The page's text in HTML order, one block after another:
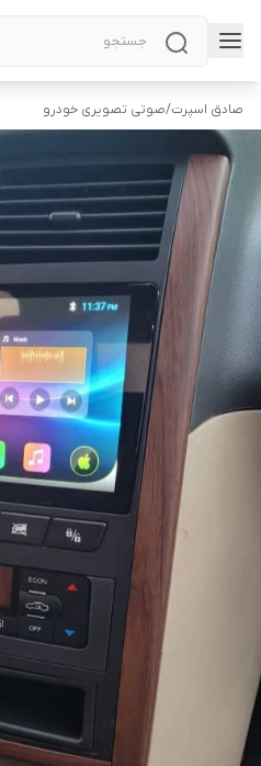
صادق اسپرت/صوتی تصویری خودرو